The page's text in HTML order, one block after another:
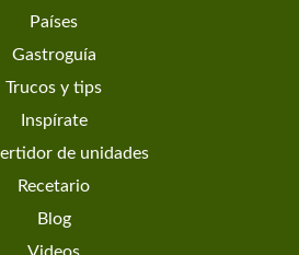
Países
Gastroguía
Trucos y tips
Inspírate
de unidades
Recetario
Blog